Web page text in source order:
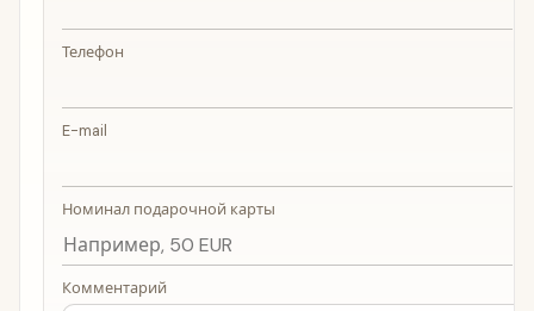
Телефон
E-mail
Номинал подарочной карты
Комментарий